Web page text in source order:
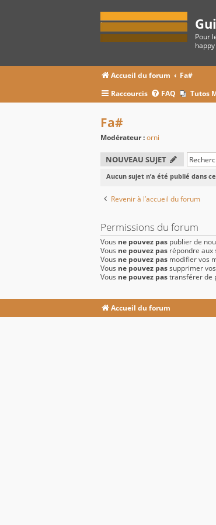
Pour
Accueil du forum
Fa#
Raccourcis
FAQ Tutos
Fa#
Modérateur :orni
NOUVEAU SUJET
Aucun sujet n’a été publié dans
Revenir à l’accueil du forum
Permissions du forum
Vous ne pouvez pas publier de
Vous ne pouvez pas répondre aux
Vous ne pouvez pas modifier vos
Vous ne pouvez passupprimer
Vous ne pouvez pastransférer de
Accueil du forum